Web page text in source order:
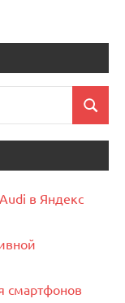
Поиск
в Яндекс
смартфонов